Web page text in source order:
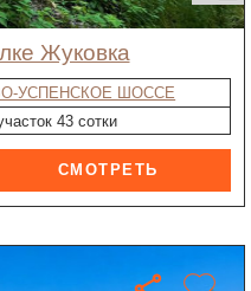
Жуковка
УСПЕНСКОЕ ШОССЕ
43 сотки